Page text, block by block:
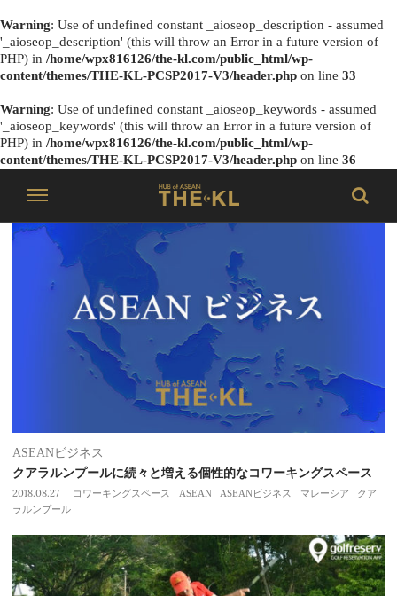
Warning: Use of undefined constant _aioseop_description - assumed
'_aioseop_description' (this will throw an Error in a future version of
PHP) in /home/wpx816126/the-kl.com/public_html/wp-
content/themes/THE-KL-PCSP2017-V3/header.php on line 33
Warning: Use of undefined constant _aioseop_keywords - assumed
'_aioseop_keywords' (this will throw an Error in a future version of
PHP) in /home/wpx816126/the-kl.com/public_html/wp-
content/themes/THE-KL-PCSP2017-V3/header.php on line 36
ASEANビジネス
クアラルンプールに続々と増える個性的なコワーキングスペース
2018.08.27 コワーキングスペース ASEAN ASEANビジネス マレーシア
クア
ラルンプール